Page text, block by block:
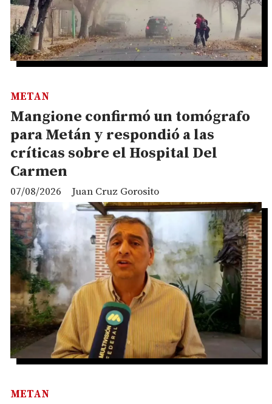
Mangione confirmó un tomógrafo
para Metán y respondió a las
críticas sobre el Hospital Del
Carmen
Juan Cruz Gorosito
METAN
07/08/2026
METAN